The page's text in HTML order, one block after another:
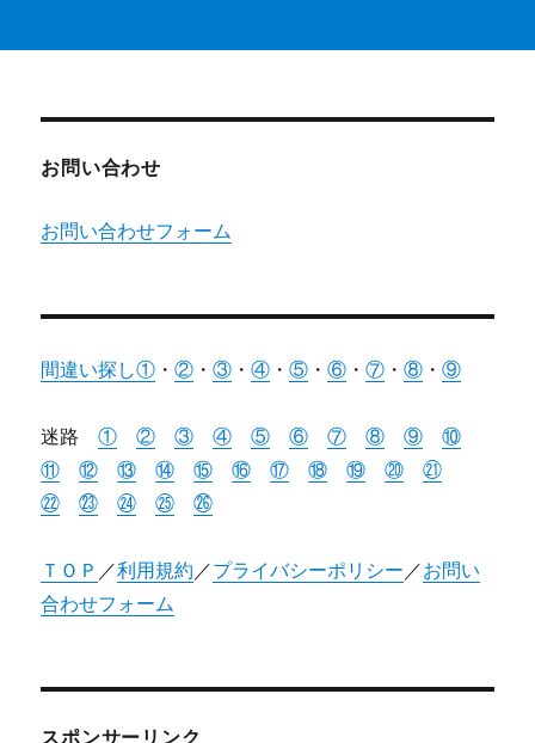
お問い合わせ
お問い合わせフォーム
間違い探し① ・② ・③ ・④ ・⑤ ・⑥ ・⑦ ・⑧ ・⑨
迷路① ② ③ ④ ⑤ ⑥ ⑦ ⑧ ⑨
⑩
⑪
⑫ ⑬ ⑭ ⑮ ⑯ ⑰ ⑱ ⑲ ⑳
㉑
㉒
㉓ ㉔ ㉕ ㉖
ＴＯＰ ／利用規約 ／プライバシーポリシー ／お問い
合わせフォーム
スポンサーリンク